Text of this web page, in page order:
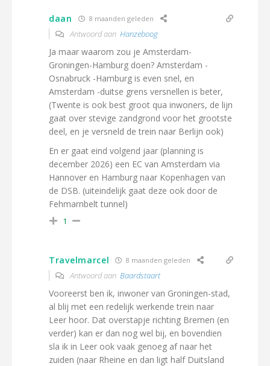
daan 8 maanden geleden
Antwoord aan Hanzeboog
Ja maar waarom zou je Amsterdam-
Groningen-Hamburg doen? Amsterdam -
Osnabruck -Hamburg is even snel, en
Amsterdam -duitse grens versnellen is beter,
(Twente is ook best groot qua inwoners, de lijn
gaat over stevige zandgrond voor het grootste
deel, en je versneld de trein naar Berlijn ook)
En er gaat eind volgend jaar (planning is
december 2026) een EC van Amsterdam via
Hannover en Hamburg naar Kopenhagen van
de DSB. (uiteindelijk gaat deze ook door de
Fehmarnbelt tunnel)
1
Travelmarcel 8 maanden geleden
Antwoord aan Baardstaart
Vooreerst ben ik, inwoner van Groningen-stad,
al blij met een redelijk werkende trein naar
Leer hoor. Dat overstapje richting Bremen (en
verder) kan er dan nog wel bij, en bovendien
sla ik in Leer ook vaak genoeg af naar het
zuiden (naar Rheine en dan ligt half Duitsland